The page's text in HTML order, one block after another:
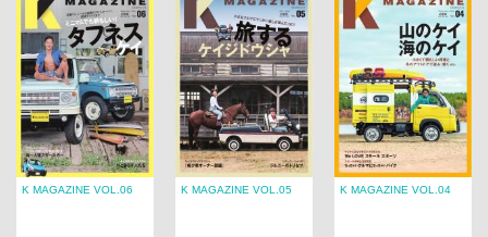
K MAGAZINE VOL.06 K MAGAZINE VOL.05 K MAGAZINE VOL.04